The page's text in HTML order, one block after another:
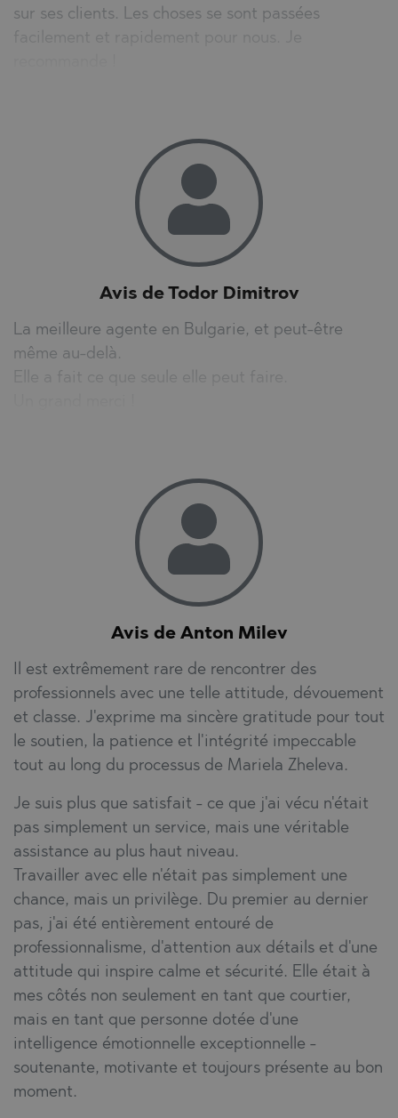
sur ses clients. Les choses se sont passées
facilement et rapidement pour nous. Je
Avis de Todor Dimitrov
La meilleure agente en Bulgarie, et peut-être
même au-delà.
Avis de Anton Milev
Il est extrêmement rare de rencontrer des
professionnels avec une telle attitude, dévouement
et classe. J'exprime ma sincère gratitude pour tout
le soutien, la patience et l'intégrité impeccable
tout au long du processus de Mariela Zheleva.
Je suis plus que satisfait - ce que j'ai vécu n'était
pas simplement un service, mais une véritable
assistance au plus haut niveau.
Travailler avec elle n'était pas simplement une
chance, mais un privilège. Du premier au dernier
pas, j'ai été entièrement entouré de
professionnalisme, d'attention aux détails et d'une
attitude qui inspire calme et sécurité. Elle était à
mes côtés non seulement en tant que courtier,
mais en tant que personne dotée d'une
intelligence émotionnelle exceptionnelle -
soutenante, motivante et toujours présente au bon
moment.